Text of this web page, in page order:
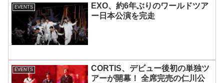
EVENTS
EXO、約6年ぶりのワールドツア
ー日本公演を完走
EVENTS
CORTIS、デビュー後初の単独ツ
アーが開幕！ 全席完売の仁川公